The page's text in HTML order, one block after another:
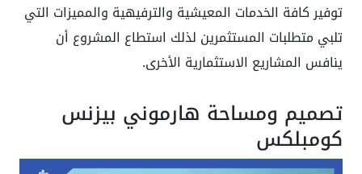
توفير كافة الخدمات المعيشية والترفيهية والمميزات التي
تلبي متطلبات المستثمرين لذلك استطاع المشروع أن
ينافس المشاريع الاستثمارية الأخرى.
تصميم ومساحة هارموني بيزنس
كومبلكس